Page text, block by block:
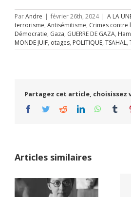
ParAndre | février 26th, 2024 | A LA
terrorisme, Antisémitisme, Crimes contre
Démocratie, Gaza, GUERRE DE GAZA,
MONDE JUIF, otages, POLITIQUE, TSAHAL,
Partagez cet article,
Facebook
TwitterRedditLinkedIn
Articles similaires